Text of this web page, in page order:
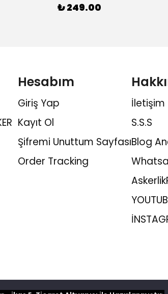
₺ 249.00
Hesabım
Giriş Yap
Kayıt Ol
Şifremi Unuttum Sayfası
Order Tracking
İletişim
S.S.S
Blog